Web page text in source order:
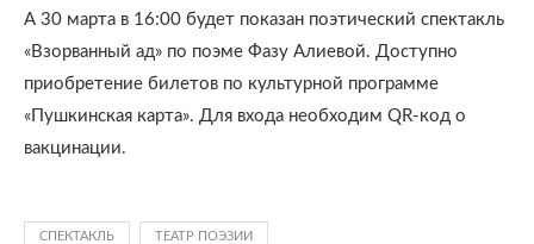
А 30 марта в 16:00 будет показан поэтический спектакль
«Взорванный ад» по поэме Фазу Алиевой. Доступно
приобретение билетов по культурной программе
«Пушкинская карта». Для входа необходим QR-код о
вакцинации.
СПЕКТАКЛЬ ТЕАТР ПОЭЗИИ